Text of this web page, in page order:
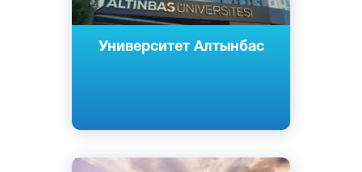
Университет Алтынбас
Английский